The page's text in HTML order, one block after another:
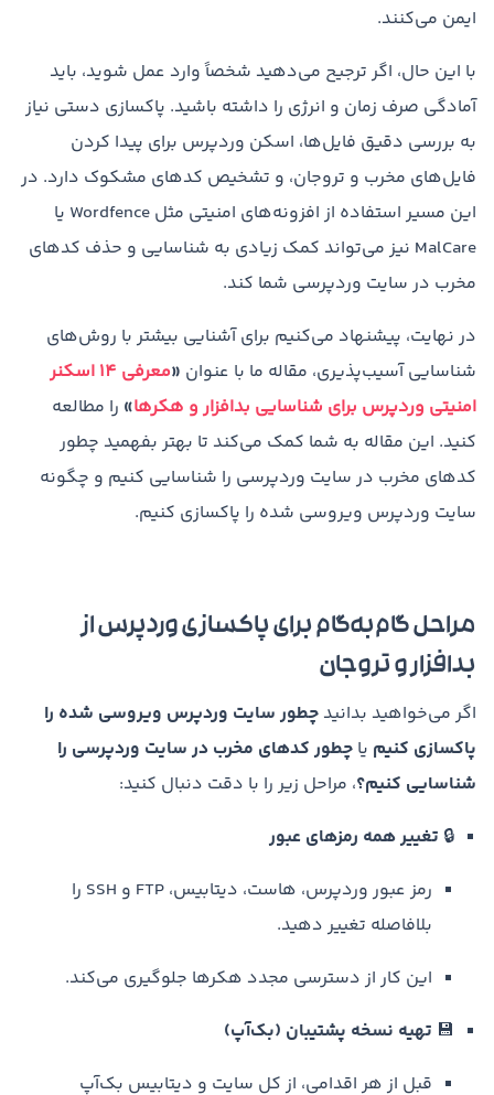
ایمن می‌کنند.
با این حال، اگر ترجیح می‌دهید شخصاً وارد عمل شوید، باید
آمادگی صرف زمان و انرژی را داشته باشید. پاکسازی دستی نیاز
به بررسی دقیق فایل‌ها، اسکن وردپرس برای پیدا کردن
فایل‌های مخرب و تروجان، و تشخیص کدهای مشکوک دارد. در
این مسیر استفاده از افزونه‌های امنیتی مثل Wordfence یا
MalCare نیز می‌تواند کمک زیادی به شناسایی و حذف کدهای
مخرب در سایت وردپرسی شما کند.
در نهایت، پیشنهاد می‌کنیم برای آشنایی بیشتر با روش‌های
شناسایی آسیب‌پذیری، مقاله ما با عنوان «
معرفی 14 اسکنر
امنیتی وردپرس برای شناسایی بدافزار و هکرها»را مطالعه
کنید. این مقاله به شما کمک می‌کند تا بهتر بفهمید چطور
کدهای مخرب در سایت وردپرسی را شناسایی کنیم و چگونه
سایت وردپرس ویروسی شده را پاکسازی کنیم.
مراحل گام‌به‌گام برای پاکسازی وردپرس از
بدافزار و تروجان
اگر می‌خواهید بدانید چطور سایت وردپرس ویروسی شده را
پاکسازی کنیمیا چطور کدهای مخرب در سایت وردپرسی را
شناسایی کنیم؟، مراحل زیر را با دقت دنبال کنید:
🔒 تغییر همه رمزهای عبور
رمز عبور وردپرس، هاست، دیتابیس، FTP و SSH را
بلافاصله تغییر دهید.
این کار از دسترسی مجدد هکرها جلوگیری می‌کند.
💾 تهیه نسخه پشتیبان (بک‌آپ)
قبل از هر اقدامی، از کل سایت و دیتابیس بک‌آپ